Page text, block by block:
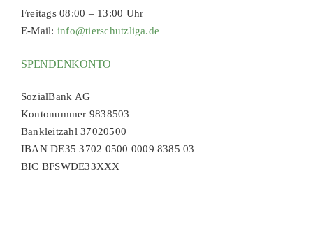
Freitags 08:00 – 13:00 Uhr
E-Mail: info@tierschutzliga.de
SPENDENKONTO
SozialBank AG
Kontonummer 9838503
Bankleitzahl 37020500
IBAN DE35 3702 0500 0009 8385 03
BIC BFSWDE33XXX